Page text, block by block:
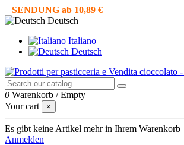
SENDUNG ab 10,89 €
Deutsch
Italiano
Deutsch
0 Warenkorb /Empty
Your cart
×
Es gibt keine Artikel mehr in Ihrem Warenkorb
Anmelden